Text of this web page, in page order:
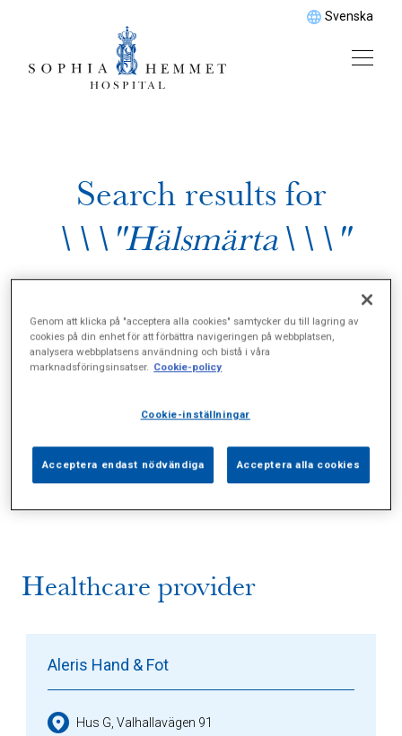
Svenska
Search results for
\\\"Hälsmärta\\\"
Alla (2) Vårdgivare (1) Specialister (0)
Sidor (0) Press (0) Sophianytt (0)
Healthcare provider
Aleris Hand & Fot
Hus G, Valhallavägen 91
Genom att klicka på "acceptera alla cookies" samtycker du till lagring av
cookies på din enhet för att förbättra navigeringen på webbplatsen,
analysera webbplatsens användning och bistå i våra
marknadsföringsinsatser. Cookie-policy
Cookie-inställningar
Acceptera endast nödvändiga Acceptera alla cookies